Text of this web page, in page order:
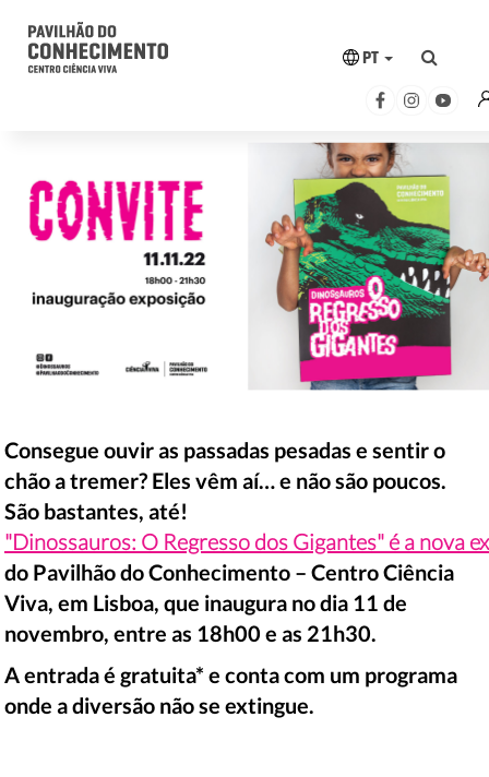
PT
Consegue ouvir as passadas pesadas e sentir o
chão a tremer? Eles vêm aí… e não são poucos.
São bastantes, até!
"Dinossauros: O Regresso dos Gigantes" é a nova
do Pavilhão do Conhecimento – Centro Ciência
Viva, em Lisboa, que inaugura no dia 11 de
novembro, entre as 18h00 e as 21h30.
A entrada é gratuita* e conta com um programa
onde a diversão não se extingue.